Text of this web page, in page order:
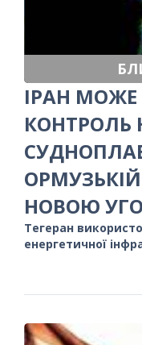
ІРАН
КОНТРОЛЬ
НОВОЮ
Тегеран
енергетичної